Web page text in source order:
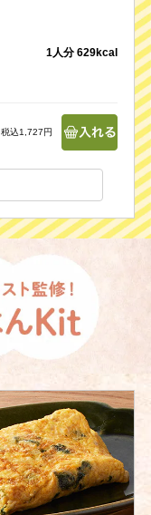
1人分 629kcal
税込1,727円